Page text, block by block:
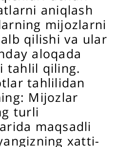
aniqlash
mijozlarni
qilishi va ular
aloqada
tahlil qiling.
tahlilidan
Mijozlar
turli
maqsadli
xatti-